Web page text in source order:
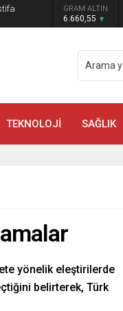
GRAM ALTIN
6.660,55
TEKNOLOJİ SAĞLIK
yönelik eleştirilerde
belirterek, Türk